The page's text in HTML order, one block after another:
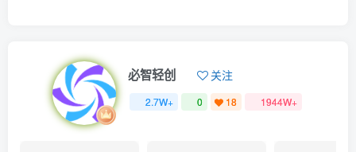
必智轻创 关注
2.7W+ 0 18 1944W+